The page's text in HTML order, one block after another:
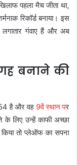
पहला मैच जीता था,
रिकॉर्ड बनाया। इस
गंवाए हैं और अब
बनाने की
है और वह 9वें स्थान पर
लिए उन्हें काफी अच्छा
तो प्लेऑफ का सपना